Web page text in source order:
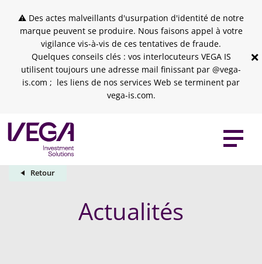
⚠ Des actes malveillants d'usurpation d'identité de notre
marque peuvent se produire. Nous faisons appel à votre
vigilance vis-à-vis de ces tentatives de fraude.
Quelques conseils clés : vos interlocuteurs VEGA IS
utilisent toujours une adresse mail finissant par @vega-
is.com ; les liens de nos services Web se terminent par
vega-is.com.
×
Retour
Actualités